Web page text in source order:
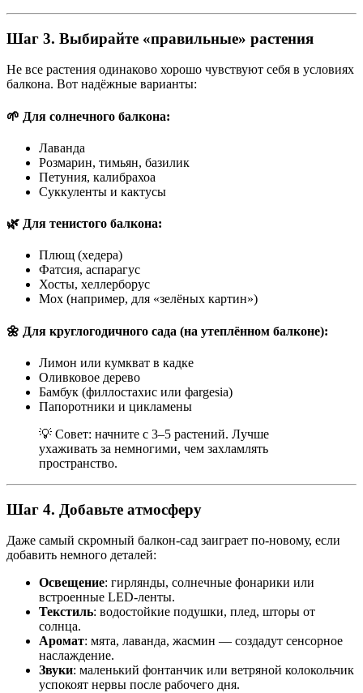
Шаг 3. Выбирайте «правильные» растения
Не все растения одинаково хорошо чувствуют себя в условиях
балкона. Вот надёжные варианты:
🌱 Для солнечного балкона:
Лаванда
Розмарин, тимьян, базилик
Петуния, калибрахоа
Суккуленты и кактусы
🌿 Для тенистого балкона:
Плющ (хедера)
Фатсия, аспарагус
Хосты, хеллерборус
Мох (например, для «зелёных картин»)
🌼 Для круглогодичного сада (на утеплённом балконе):
Лимон или кумкват в кадке
Оливковое дерево
Бамбук (филлостахис или фargesia)
Папоротники и цикламены
💡 Совет: начните с 3–5 растений. Лучше
ухаживать за немногими, чем захламлять
пространство.
Шаг 4. Добавьте атмосферу
Даже самый скромный балкон-сад заиграет по-новому, если
добавить немного деталей:
Освещение: гирлянды, солнечные фонарики или
встроенные LED-ленты.
Текстиль: водостойкие подушки, плед, шторы от
солнца.
Аромат: мята, лаванда, жасмин — создадут сенсорное
наслаждение.
Звуки: маленький фонтанчик или ветряной колокольчик
успокоят нервы после рабочего дня.